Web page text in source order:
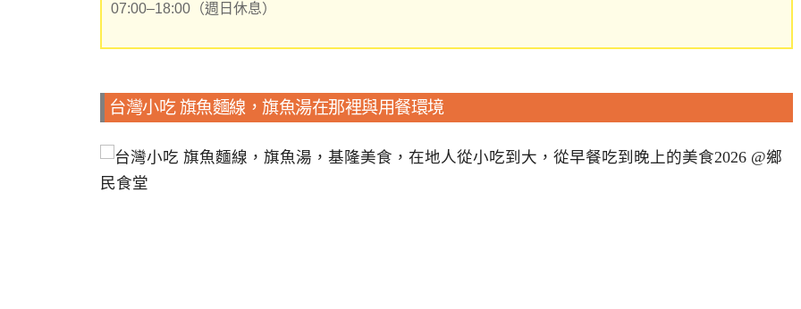
07:00–18:00（週日休息）
台灣小吃 旗魚麵線，旗魚湯在那裡與用餐環境